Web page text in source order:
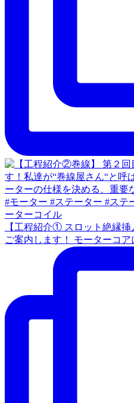
【工程紹介① スロット絶縁
ご案内します！ モーターコ